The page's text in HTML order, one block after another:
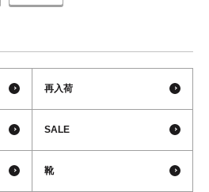
再入荷
SALE
靴